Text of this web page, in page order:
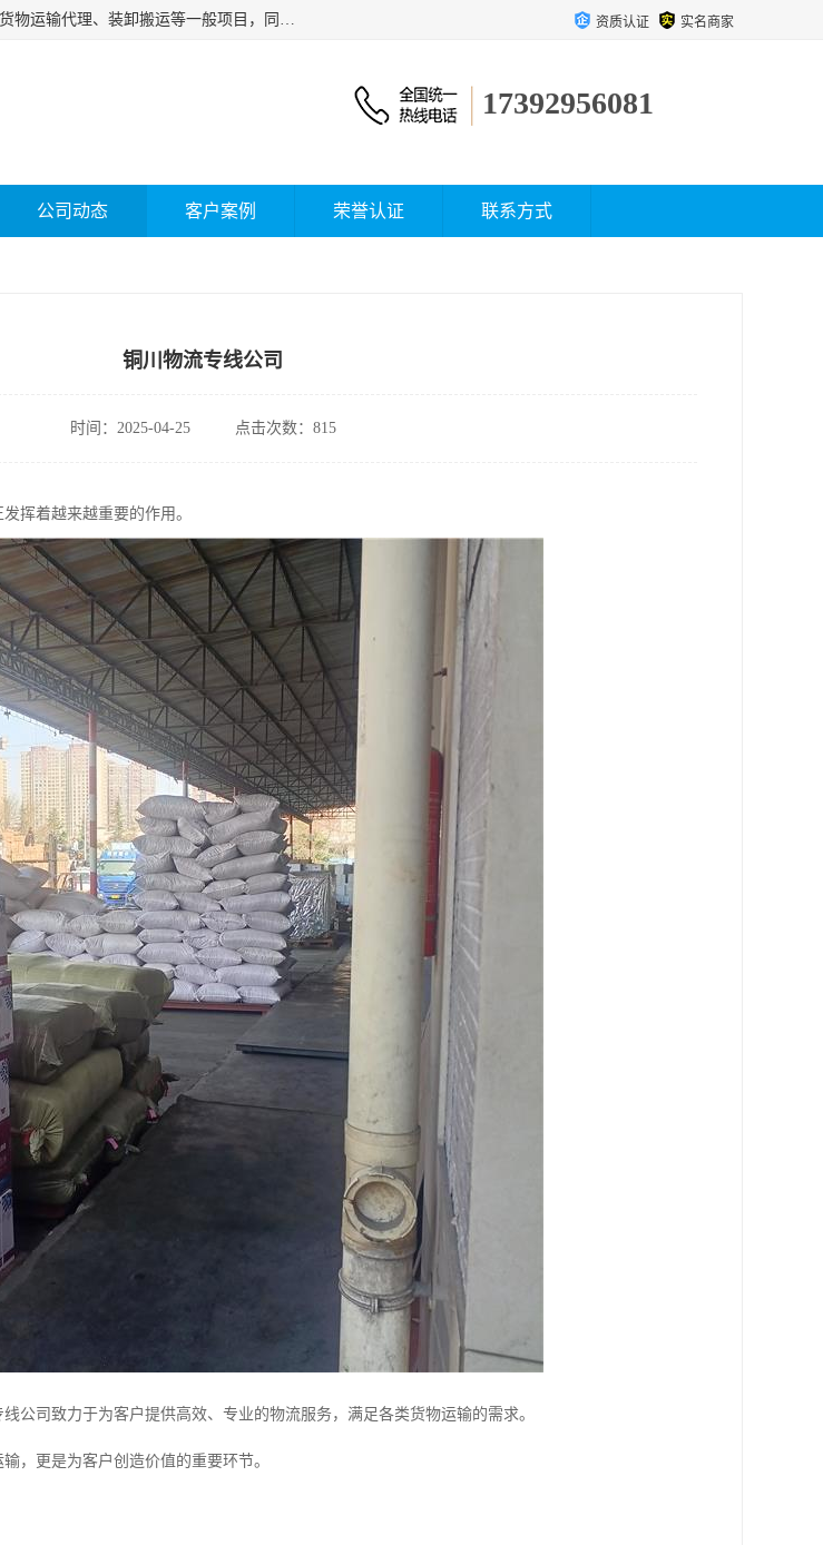
西安福鸿祥物流有限公司成立于2021年，位于陕西省西安市灞桥区，公司主要从事国内货物运输代理、装卸搬运等一般项目，同时具备道路货物运输（不含危险货物）的许可资质。凭借专业的物流服务和*的运输能力，公司致力于为客户提供安全、可靠的物流解决方案，满足多样化的运输需求，助力企业*运营。 资质认证 实名商家
17392956081
公司动态 客户案例 荣誉认证 联系方式
铜川物流专线公司
时间：2025-04-25 点击次数：815
挥着越来越重要的作用。
公司致力于为客户提供高效、专业的物流服务，满足各类货物运输的需求。
，更是为客户创造价值的重要环节。